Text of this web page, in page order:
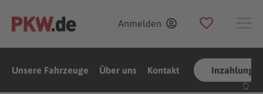
Anmelden
Unsere Fahrzeuge Über uns Kontakt